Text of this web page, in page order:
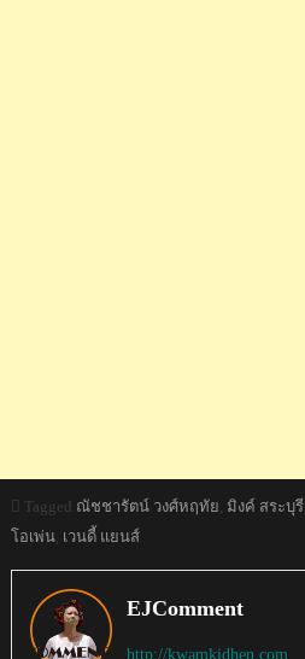
Tagged ณัชชารัตน์ วงศ์หฤทัย มิงค์ สระบุรี,
โอเพ่น, เวนดี้ แยนส์
EJComment
http://kwamkidhen.com